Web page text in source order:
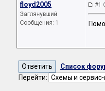
floyd2005
Заглянувший
Сообщения: 1
#1
Список
Перейти: